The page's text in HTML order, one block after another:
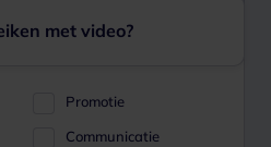
met video?
Promotie
Communicatie